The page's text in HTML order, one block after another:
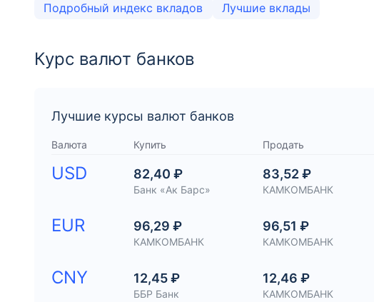
Подробный индекс вкладов Лучшие вклады
Курс валют банков
Лучшие курсы валют банков
Валюта Купить Продать
USD 82,40 ₽
Банк «Ак Барс»
83,52 ₽
КАМКОМБАНК
EUR 96,29 ₽
КАМКОМБАНК
96,51 ₽
КАМКОМБАНК
CNY 12,45 ₽
ББР Банк
12,46 ₽
КАМКОМБАНК